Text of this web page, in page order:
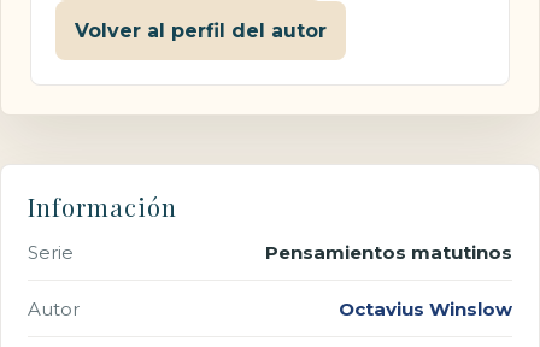
Volver al perfil del autor
Información
Serie Pensamientos matutinos
Autor Octavius Winslow